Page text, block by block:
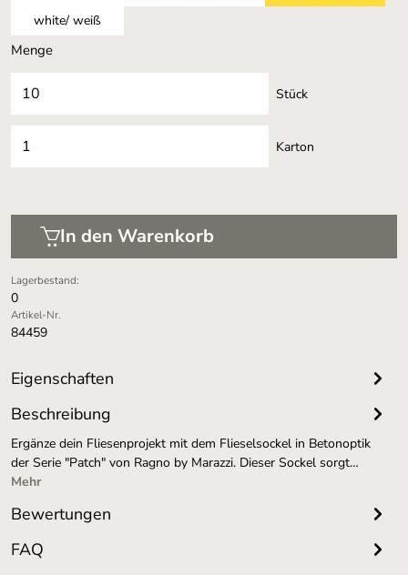
white/ weiß
Menge
Stück
Karton
In den Warenkorb
Lagerbestand:
0
Artikel-Nr.
84459
Eigenschaften
Beschreibung
Ergänze dein Fliesenprojekt mit dem Flieselsockel in Betonoptik
der Serie "Patch" von Ragno by Marazzi. Dieser Sockel sorgt…
Mehr
Bewertungen
FAQ